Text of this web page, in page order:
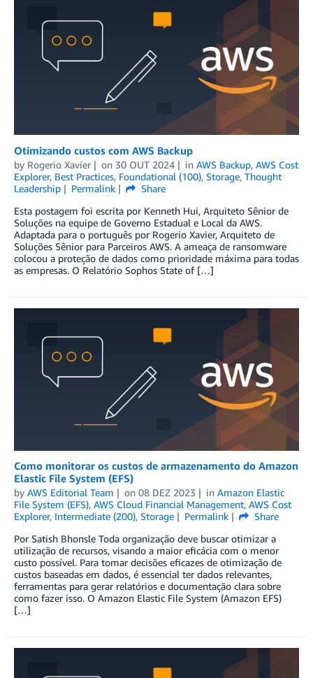
Otimizando custos com AWS Backup
by Rogerio Xavier on 30 OUT 2024 in AWS Backup, AWS Cost
Explorer, Best Practices, Foundational (100), Storage, Thought
Leadership
Permalink
Share
Esta postagem foi escrita por Kenneth Hui, Arquiteto Sênior de
Soluções na equipe de Governo Estadual e Local da AWS.
Adaptada para o português por Rogerio Xavier, Arquiteto de
Soluções Sênior para Parceiros AWS. A ameaça de ransomware
colocou a proteção de dados como prioridade máxima para todas
as empresas. O Relatório Sophos State of […]
Como monitorar os custos de armazenamento do Amazon
Elastic File System (EFS)
by AWS Editorial Team on 08 DEZ 2023 in Amazon Elastic
File System (EFS), AWS Cloud Financial Management, AWS Cost
Explorer, Intermediate (200), Storage Permalink
Share
Por Satish Bhonsle Toda organização deve buscar otimizar a
utilização de recursos, visando a maior eficácia com o menor
custo possível. Para tomar decisões eficazes de otimização de
custos baseadas em dados, é essencial ter dados relevantes,
ferramentas para gerar relatórios e documentação clara sobre
como fazer isso. O Amazon Elastic File System (Amazon EFS)
[…]